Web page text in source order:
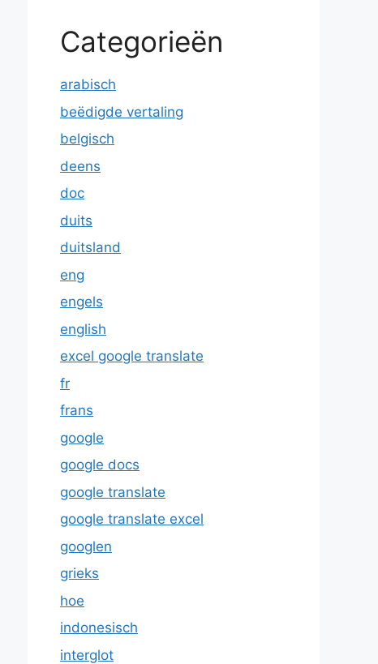
Categorieën
arabisch
beëdigde vertaling
belgisch
deens
doc
duits
duitsland
eng
engels
english
excel google translate
fr
frans
google
google docs
google translate
google translate excel
googlen
grieks
hoe
indonesisch
interglot